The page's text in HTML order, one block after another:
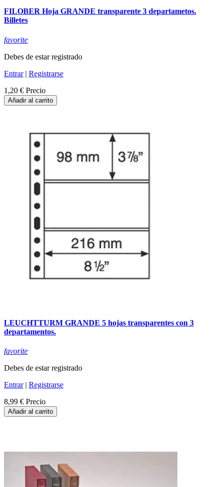
FILOBER Hoja GRANDE transparente 3 departametos.
Billetes
favorite
Debes de estar registrado
Entrar| Registrarse
1,20 € Precio
Añadir al carrito
LEUCHTTURM GRANDE 5 hojas transparentes con 3
departamentos.
favorite
Debes de estar registrado
Entrar| Registrarse
8,99 € Precio
Añadir al carrito